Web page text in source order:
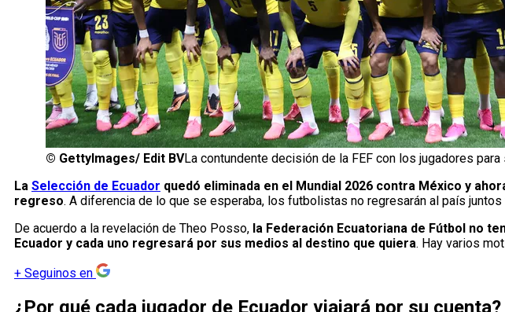
© GettyImages/ Edit BVLa contundente decisión de la FEF con los jugadores
La Selección de Ecuador quedó eliminada en el Mundial 2026 contra México y
regreso. A diferencia de lo que se esperaba, los futbolistas no regresarán al país juntos
De acuerdo a la revelación de Theo Posso, la Federación Ecuatoriana de Fútbol no
Ecuador y cada uno regresará por sus medios al destino que quiera. Hay varios
+ Seguinos en
¿Por qué cada jugador de Ecuador viajará por su cuenta?